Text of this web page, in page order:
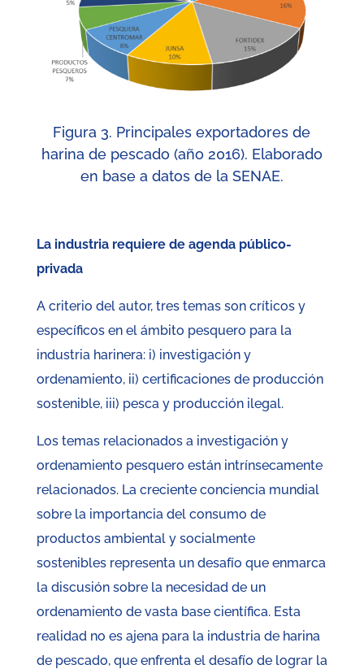
Figura 3. Principales exportadores de
harina de pescado (año 2016). Elaborado
en base a datos de la SENAE.
La industria requiere de agenda público-
privada
A criterio del autor, tres temas son críticos y
específicos en el ámbito pesquero para la
industria harinera: i) investigación y
ordenamiento, ii) certificaciones de producción
sostenible, iii) pesca y producción ilegal.
Los temas relacionados a investigación y
ordenamiento pesquero están intrínsecamente
relacionados. La creciente conciencia mundial
sobre la importancia del consumo de
productos ambiental y socialmente
sostenibles representa un desafío que enmarca
la discusión sobre la necesidad de un
ordenamiento de vasta base científica. Esta
realidad no es ajena para la industria de harina
de pescado, que enfrenta el desafío de lograr la